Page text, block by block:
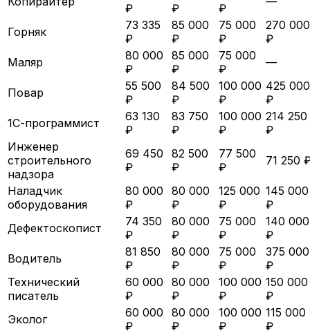
₽
₽
₽
Горняк
73 335
₽
85 000
₽
75 000
₽
270 000
₽
Маляр
80 000
₽
85 000
₽
75 000
₽
—
Повар
55 500
₽
84 500
₽
100 000
₽
425 000
₽
1С-программист
63 130
₽
83 750
₽
100 000
₽
214 250
₽
Инженер
строительного
надзора
69 450
₽
82 500
₽
77 500
₽
71 250
Наладчик
оборудования
80 000
₽
80 000
₽
125 000
₽
145 000
₽
Дефектоскопист
74 350
₽
80 000
₽
75 000
₽
140 000
₽
Водитель
81 850
₽
80 000
₽
75 000
₽
375 000
₽
Технический
писатель
60 000
₽
80 000
₽
100 000
₽
150 000
₽
Эколог
60 000
₽
80 000
₽
100 000
₽
115 000
₽